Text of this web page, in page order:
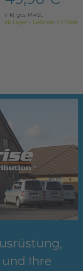
inkl. ges. MwSt.
ab Lager > Lieferzeit 1-3
Ihre